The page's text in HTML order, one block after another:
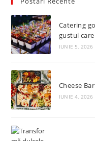
Catering
gustul
IUNIE 5, 2026
Cheese
IUNIE 4, 2026